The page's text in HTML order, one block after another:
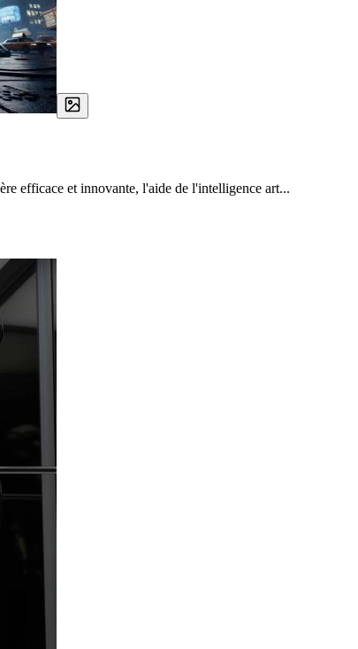
efficace et innovante, l'aide de l'intelligence art...